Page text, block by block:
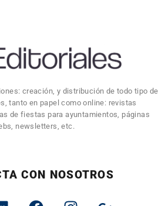
creación, y distribución de todo tipo de
tanto en papel como online: revistas
de fiestas para ayuntamientos, páginas
newsletters, etc.
CON NOSOTROS